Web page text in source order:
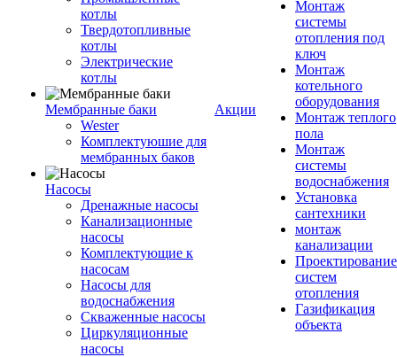
котлы
Твердотопливные
котлы
Электрические
котлы
Мембранные баки
Wester
Комплектуюшие для
мембранных баков
Насосы
Дренажные насосы
Канализационные
насосы
Комплектующие к
насосам
Насосы для
водоснабжения
Скваженные насосы
Циркуляционные
насосы
Акции
Монтаж
системы
отопления под
ключ
Монтаж
котельного
оборудования
Монтаж теплого
пола
Монтаж
системы
водоснабжения
Установка
сантехники
монтаж
канализации
Проектирование
систем
отопления
Газификация
объекта